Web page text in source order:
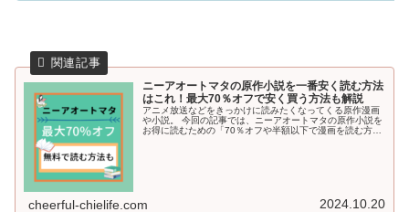
ニーアオートマタの原作小説を一番安く読む方法
はこれ！最大70％オフで安く買う方法も解説
アニメ放送などをきっかけに読みたくなってくる原作漫画
や小説。 今回の記事では、ニーアオートマタの原作小説を
お得に読むための「70％オフや半額以下で漫画を読む方
cheerful-chielife.com 2024.10.20